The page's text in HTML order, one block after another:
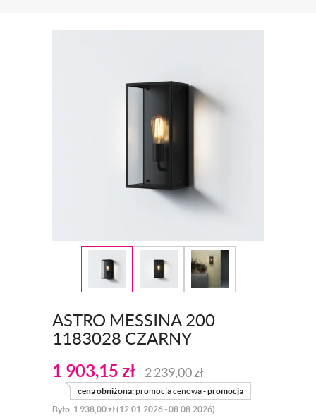
ASTRO MESSINA 200
1183028 CZARNY
1 903,15 zł 2 239,00zł
cena obniżona:promocja cenowa -promocja
Było: 1 938,00 zł (12.01.2026 - 08.08.2026)